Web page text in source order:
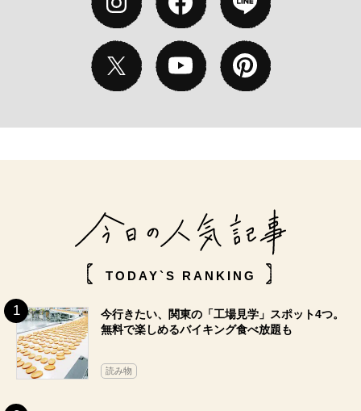
TODAY`S RANKING
今行きたい、関東の「工場見学」スポット4つ。
無料で楽しめるバイキング食べ放題も
読み物